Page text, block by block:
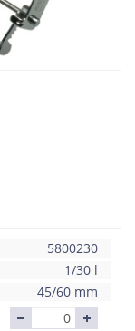
5800230
1/30 l
45/60 mm